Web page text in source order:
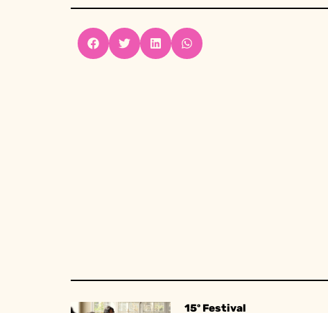
15º Festival